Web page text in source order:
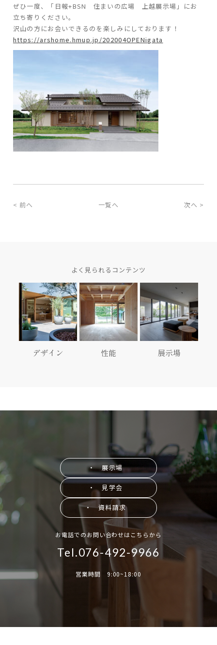
ぜひ一度、「日報+BSN 住まいの広場 上越展示場」にお
立ち寄りください。
沢山の方にお会いできるのを楽しみにしております！
https://arshome.hmup.jp/202004OPENigata
< 前へ 一覧へ 次へ >
よく見られるコンテンツ
デザイン 性能 展示場
・ 展示場
・ 見学会
・ 資料請求
お電話でのお問い合わせはこちらから
Tel.076-492-9966
営業時間 9:00~18:00